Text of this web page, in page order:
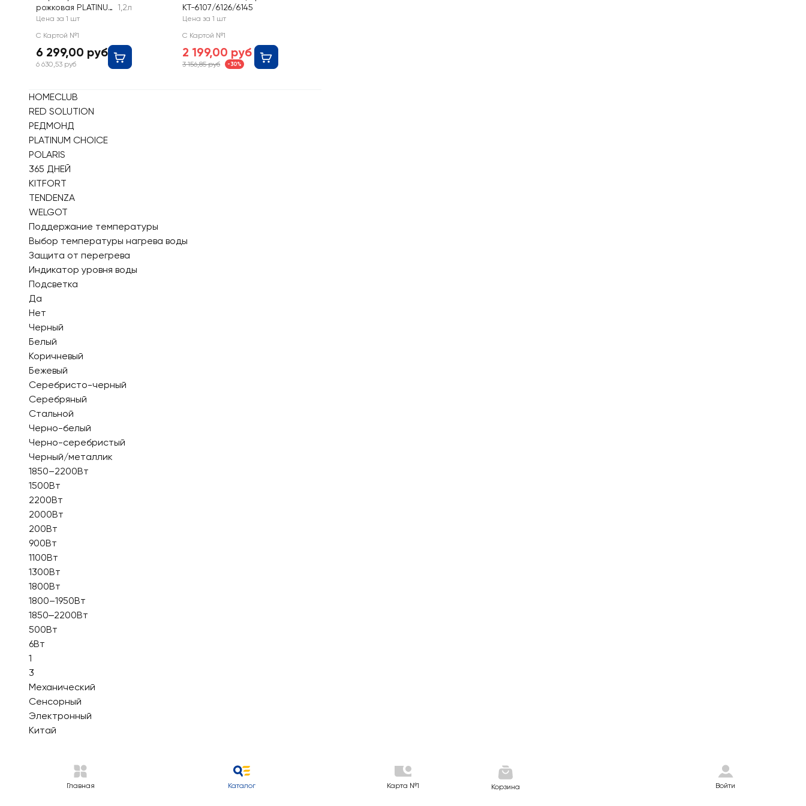
рожковая PLATINUM
CHOICE 15 бар,
термометр, 1.2л,
Арт. CM8502A
1,2л
Цена за 1 шт
С Картой №1
6 299,00 руб
6 630,53 руб
КТ-6107/6126/6145
Цена за 1 шт
С Картой №1
2 199,00 руб
3 156,85 руб -30%
HOMECLUB
RED SOLUTION
РЕДМОНД
PLATINUM CHOICE
POLARIS
365 ДНЕЙ
KITFORT
TENDENZA
WELGOT
Поддержание температуры
Выбор температуры нагрева воды
Защита от перегрева
Индикатор уровня воды
Подсветка
Да
Нет
Черный
Белый
Коричневый
Бежевый
Серебристо-черный
Серебряный
Стальной
Черно-белый
Черно-серебристый
Черный/металлик
1850–2200Вт
1500Вт
2200Вт
2000Вт
200Вт
900Вт
1100Вт
1300Вт
1800Вт
1800–1950Вт
1850‒2200Вт
500Вт
6Вт
1
3
Механический
Сенсорный
Электронный
Китай
Главная Каталог Карта №1 Корзина Войти